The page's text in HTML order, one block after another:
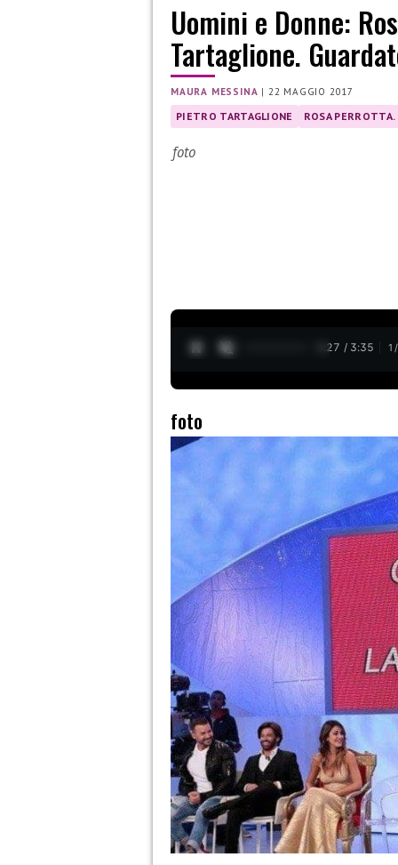
Uomini e Donne:
Tartaglione.
MAURA MESSINA | 22 MAGGIO 2017
PIETRO TARTAGLIONE ROSA PERROTTA.
foto
0:28 / 3:35 1 /
foto